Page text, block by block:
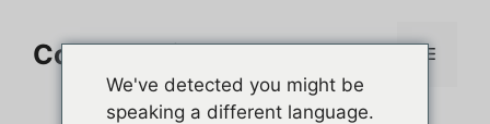
contenuComment jouer sur PC Menu
We've detected you might be
speaking a different language.